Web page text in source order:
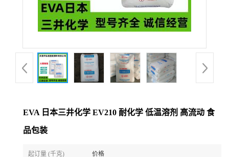
品
展
EVA 日本三井化学 EV210 耐化学 低温溶剂 高流动 食
品包装
起订量 (千克) 价格